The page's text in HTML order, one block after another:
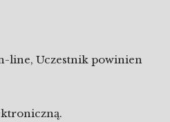
line, Uczestnik powinien